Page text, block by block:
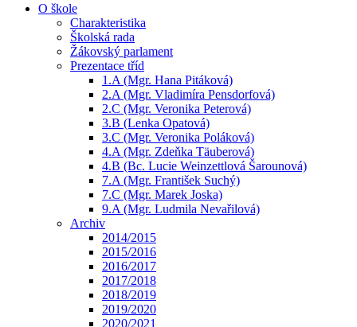
O škole
Charakteristika
Školská rada
Žákovský parlament
Prezentace tříd
1.A (Mgr. Hana Pitáková)
2.A (Mgr. Vladimíra Pensdorfová)
2.C (Mgr. Veronika Peterová)
3.B (Lenka Opatová)
3.C (Mgr. Veronika Poláková)
4.A (Mgr. Zdeňka Täuberová)
4.B (Bc. Lucie Weinzettlová Šarounová)
7.A (Mgr. František Suchý)
7.C (Mgr. Marek Joska)
9.A (Mgr. Ludmila Nevařilová)
Archiv
2014/2015
2015/2016
2016/2017
2017/2018
2018/2019
2019/2020
2020/2021